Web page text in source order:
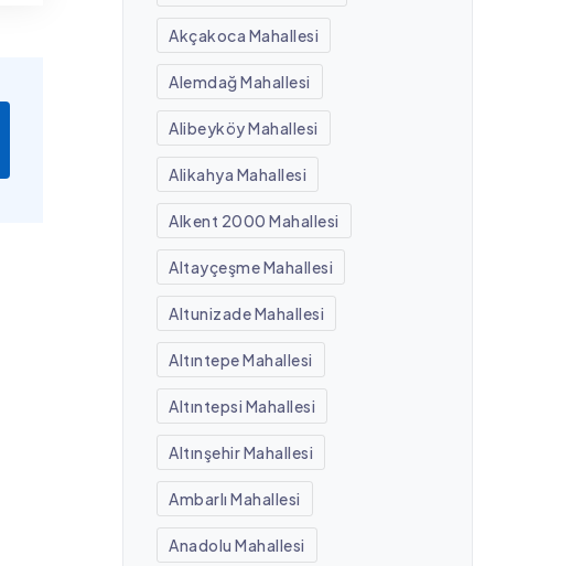
Akçakoca Mahallesi
Alemdağ Mahallesi
Alibeyköy Mahallesi
Alikahya Mahallesi
Alkent 2000 Mahallesi
Altayçeşme Mahallesi
Altunizade Mahallesi
Altıntepe Mahallesi
Altıntepsi Mahallesi
Altınşehir Mahallesi
Ambarlı Mahallesi
Anadolu Mahallesi